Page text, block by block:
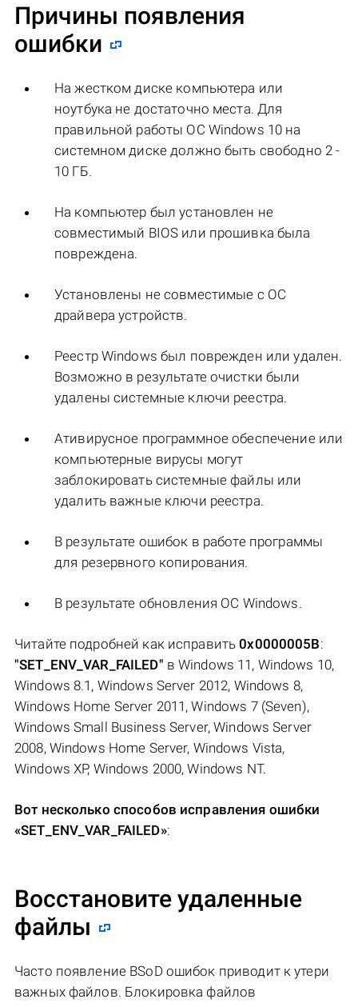
Причины появления
ошибки
На жестком диске компьютера или
ноутбука не достаточно места. Для
правильной работы ОС Windows 10 на
системном диске должно быть свободно 2 -
10 ГБ.
На компьютер был установлен не
совместимый BIOS или прошивка была
повреждена.
Установлены не совместимые с ОС
драйвера устройств.
Реестр Windows был поврежден или удален.
Возможно в результате очистки были
удалены системные ключи реестра.
Ативирусное программное обеспечение или
компьютерные вирусы могут
заблокировать системные файлы или
удалить важные ключи реестра.
В результате ошибок в работе программы
для резервного копирования.
В результате обновления ОС Windows.
Читайте подробней как исправить0x0000005B:
"SET_ENV_VAR_FAILED" в Windows 11, Windows 10,
Windows 8.1, Windows Server 2012, Windows 8,
Windows Home Server 2011, Windows 7 (Seven),
Windows Small Business Server, Windows Server
2008, Windows Home Server, Windows Vista,
Windows XP, Windows 2000, Windows NT.
Вот несколько способов исправления ошибки
«SET_ENV_VAR_FAILED»:
Восстановите удаленные
файлы
Часто появление BSoD ошибок приводит к утери
важных файлов. Блокировка файлов